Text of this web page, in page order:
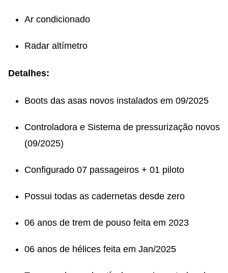
Ar condicionado
Radar altímetro
Detalhes:
Boots das asas novos instalados em 09/2025
Controladora e Sistema de pressurização novos
(09/2025)
Configurado 07 passageiros + 01 piloto
Possui todas as cadernetas desde zero
06 anos de trem de pouso feita em 2023
⁠06 anos de hélices feita em Jan/2025